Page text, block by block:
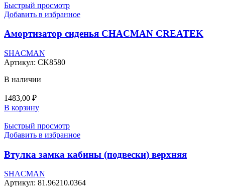
Быстрый просмотр
Добавить в избранное
Амортизатор сиденья CHACMAN CREATEK
SHACMAN
Артикул: CK8580
В наличии
1483,00 ₽
В корзину
Быстрый просмотр
Добавить в избранное
Втулка замка кабины (подвески) верхняя
SHACMAN
Артикул: 81.96210.0364